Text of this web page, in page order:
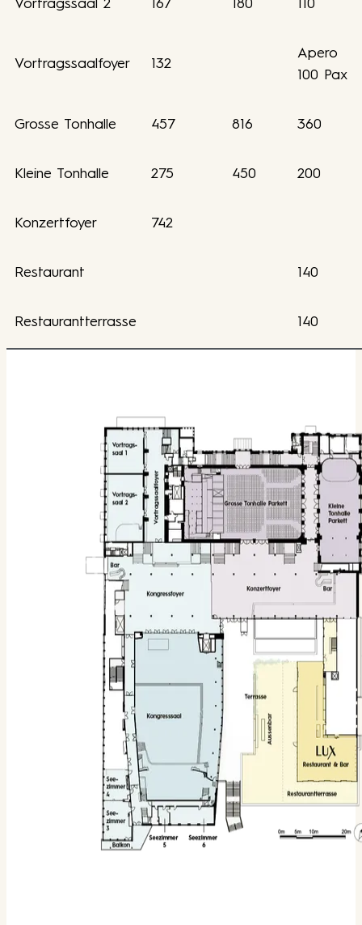
Vortragssaal 2 167 180 110
Vortragssaalfoyer 132
Apero
100 Pax
Grosse Tonhalle 457 816 360
Kleine Tonhalle 275 450 200
Konzertfoyer 742
Restaurant 140
Restaurantterrasse 140